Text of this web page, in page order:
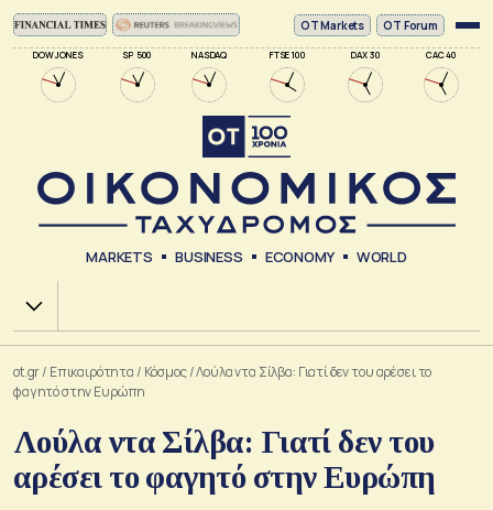
DOW JONES SP 500 NASDAQ FTSE 100 DAX 30 CAC 40
ΟΤ Markets OT Forum
MARKETS BUSINESS ECONOMY WORLD
Χ.Α.
ot.gr/ Επικαιρότητα / Κόσμος/Λούλα ντα Σίλβα: Γιατί δεν του αρέσει το
φαγητό στην Ευρώπη
Λούλα ντα Σίλβα: Γιατί δεν του
αρέσει το φαγητό στην Ευρώπη